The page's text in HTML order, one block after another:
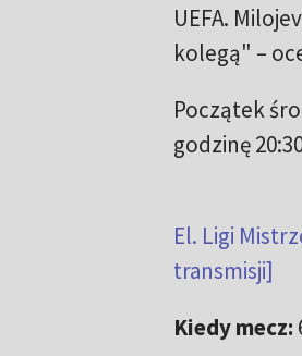
UEFA.
kolegą" –
Początek
godzinę
El. Ligi
transmisji]
Kiedy mecz: